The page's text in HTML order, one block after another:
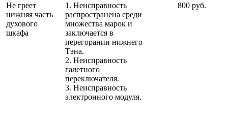
Не греет
нижняя часть
духового
шкафа
1. Неисправность
распространена среди
множества марок и
заключается в
перегорании нижнего
Тэна.
2. Неисправность
галетного
переключателя.
3. Неисправность
электронного модуля.
800 руб.